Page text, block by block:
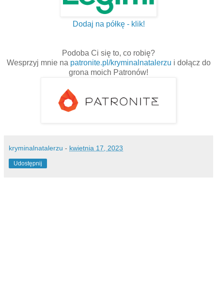
Dodaj na półkę - klik!
Podoba Ci się to, co robię?
Wesprzyj mnie na patronite.pl/kryminalnatalerzu i dołącz do
grona moich Patronów!
kryminalnatalerzu - kwietnia 17, 2023
Udostępnij